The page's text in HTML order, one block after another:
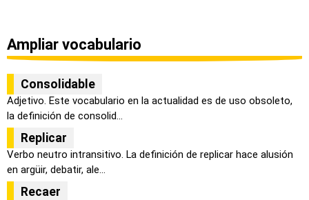
Ampliar vocabulario
Consolidable
Adjetivo. Este vocabulario en la actualidad es de uso obsoleto,
la definición de consolid...
Replicar
Verbo neutro intransitivo. La definición de replicar hace alusión
en argüir, debatir, ale...
Recaer